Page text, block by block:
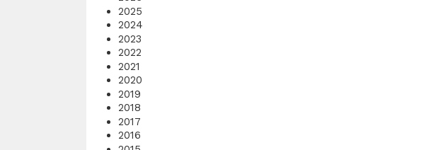
2025
2024
2023
2022
2021
2020
2019
2018
2017
2016